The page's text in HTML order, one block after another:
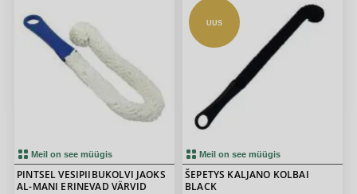
Meil on see müügis
PINTSEL VESIPIIBUKOLVI JAOKS
AL-MANI ERINEVAD VÄRVID
Meil on see müügis
UUS
ŠEPETYS KALJANO KOLBAI
BLACK